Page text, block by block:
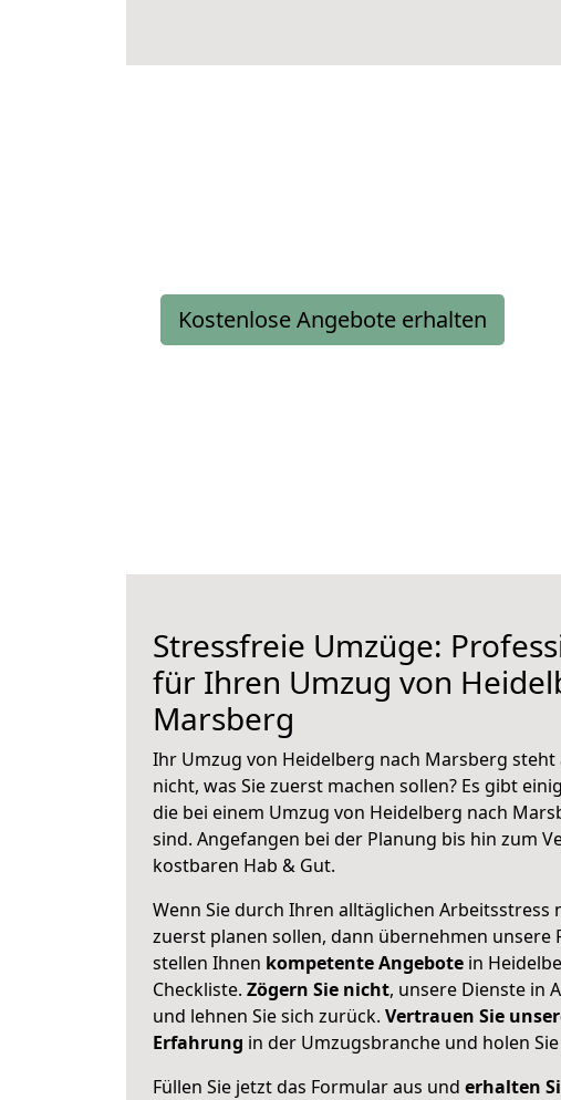
Kostenlose Angebote erhalten
Stressfreie Umzüge:
für Ihren Umzug von
Marsberg
Ihr Umzug von Heidelberg nach Marsberg steht
nicht, was Sie zuerst machen sollen? Es gibt
die bei einem Umzug von Heidelberg nach
sind. Angefangen bei der Planung bis hin zum
kostbaren Hab & Gut.
Wenn Sie durch Ihren alltäglichen Arbeitsstress
zuerst planen sollen, dann übernehmen unsere
stellen Ihnen kompetente Angebote in
Checkliste. Zögern Sie nicht, unsere Dienste in
und lehnen Sie sich zurück. Vertrauen Sie
Erfahrung in der Umzugsbranche und holen
Füllen Sie jetzt das Formular aus und erhalten